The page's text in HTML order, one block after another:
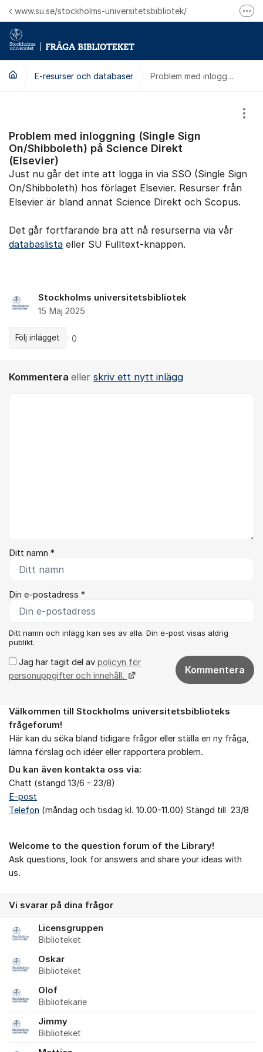
Hoppa till innehåll
www.su.se/stockholms-universitetsbibliotek/
E-resurser och databaser Problem med inloggning (Single Sign On/Shibboleth) på Science Direkt (Elsevier)
Problem med inloggning (Single Sign
On/Shibboleth) på Science Direkt
(Elsevier)
Just nu går det inte att logga in via SSO (Single Sign
On/Shibboleth) hos förlaget Elsevier. Resurser från
Elsevier är bland annat Science Direkt och Scopus.
Det går fortfarande bra att nå resurserna via vår
databaslista eller SU Fulltext-knappen.
Stockholms universitetsbibliotek
15 Maj 2025
Följ inlägget 0
Kommentera eller skriv ett nytt inlägg
Ditt namn *
Din e-postadress *
Ditt namn och inlägg kan ses av alla. Din e-post visas aldrig
publikt.
Jag har tagit del av policyn för
personuppgifter och innehåll.
Kommentera
Om forumet
Välkommen till Stockholms universitetsbiblioteks
frågeforum!
Här kan du söka bland tidigare frågor eller ställa en ny fråga,
lämna förslag och idéer eller rapportera problem.
Du kan även kontakta oss via:
Chatt (stängd 13/6 - 23/8)
E-post
Telefon (måndag och tisdag kl. 10.00-11.00) Stängd till 23/8
Welcome to the question forum of the Library!
Ask questions, look for answers and share your ideas with
us.
Vi svarar på dina frågor
Licensgruppen
Biblioteket
Oskar
Biblioteket
Olof
Bibliotekarie
Jimmy
Biblioteket